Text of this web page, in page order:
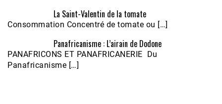
Écoutez le parcours de Claudiane Kapia
Nobana (Podologue)
Feb 24, 2021 • 28mn
La Saint-Valentin de la tomate
Consommation Concentré de tomate ou […]
Panafricanisme : L’airain de Dodone
PANAFRICONS ET PANAFRICANERIE Du
Panafricanisme […]